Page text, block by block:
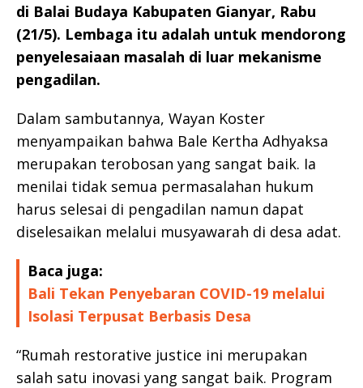
di Balai Budaya Kabupaten Gianyar, Rabu
(21/5). Lembaga itu adalah untuk mendorong
penyelesaiaan masalah di luar mekanisme
pengadilan.
Dalam sambutannya, Wayan Koster
menyampaikan bahwa Bale Kertha Adhyaksa
merupakan terobosan yang sangat baik. Ia
menilai tidak semua permasalahan hukum
harus selesai di pengadilan namun dapat
diselesaikan melalui musyawarah di desa adat.
Baca juga:
Bali Tekan Penyebaran COVID-19 melalui
Isolasi Terpusat Berbasis Desa
“Rumah restorative justice ini merupakan
salah satu inovasi yang sangat baik. Program